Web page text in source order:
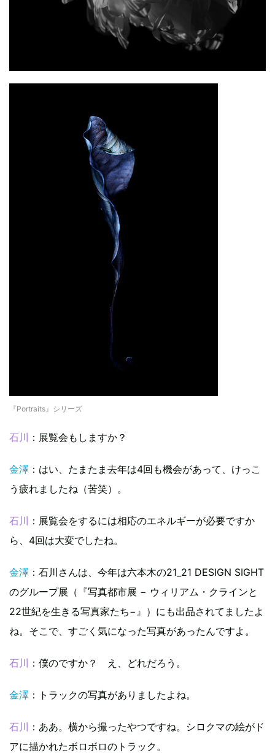
『Portraits』シリーズ
石川 ：展覧会もしますか？
金澤 ：はい、たまたま去年は4回も機会があって、けっこ
う疲れましたね（苦笑）。
石川
：展覧会をするには相応のエネルギーが必要ですか
ら、4回は大変でしたね。
金澤 ：石川さんは、今年は六本木の21_21 DESIGN SIGHT
のグループ展（『写真都市展 − ウィリアム・クラインと
22世紀を生きる写真家たち−』）にも出品されてましたよ
ね。そこで、すごく気になった写真があったんですよ。
石川 ：僕のですか？ え、どれだろう。
金澤 ：トラックの写真がありましたよね。
石川
：ああ。横から撮ったやつですね。シロクマの絵がド
アに描かれたボロボロのトラック。